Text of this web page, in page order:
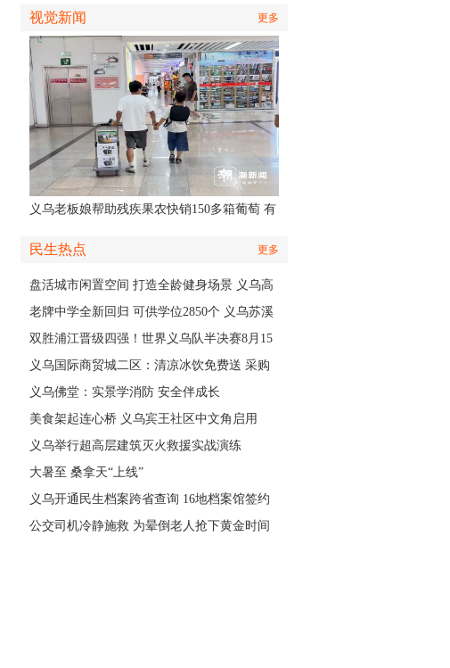
视觉新闻 更多
义乌老板娘帮助残疾果农快销150多箱葡萄 有
民生热点 更多
盘活城市闲置空间 打造全龄健身场景 义乌高
质量落地省级文体民生实事
老牌中学全新回归 可供学位2850个 义乌苏溪
中学9月投用
双胜浦江晋级四强！世界义乌队半决赛8月15
日主场开打
义乌国际商贸城二区：清凉冰饮免费送 采购
商可就近领取
义乌佛堂：实景学消防 安全伴成长
美食架起连心桥 义乌宾王社区中文角启用
义乌举行超高层建筑灭火救援实战演练
大暑至 桑拿天“上线”
义乌开通民生档案跨省查询 16地档案馆签约
合作
公交司机冷静施救 为晕倒老人抢下黄金时间